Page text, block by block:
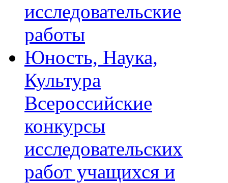
исследовательские
работы
Юность, Наука,
Культура
Всероссийские
конкурсы
исследовательских
работ учащихся и